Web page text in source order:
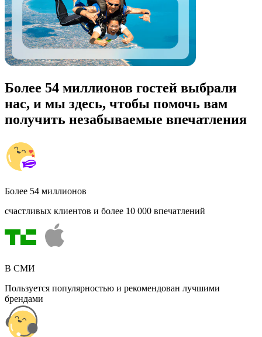
Более 54 миллионов гостей выбрали
нас, и мы здесь, чтобы помочь вам
получить незабываемые впечатления
Более 54 миллионов
счастливых клиентов и более 10 000 впечатлений
В СМИ
Пользуется популярностью и рекомендован лучшими
брендами